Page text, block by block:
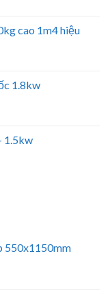
cao 1m4 hiệu
1.8kw
1.5kw
550x1150mm